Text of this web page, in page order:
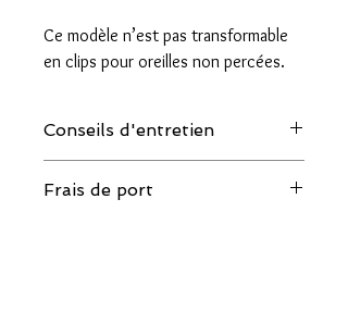
Ce modèle n’est pas transformable
en clips pour oreilles non percées.
Conseils d'entretien
durée de vie de vos bijoux :
Frais de port